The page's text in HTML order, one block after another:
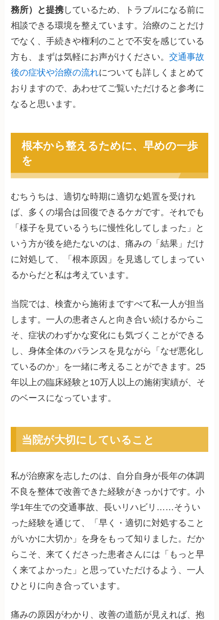
務所）と提携 しているため、トラブルになる前に
相談できる環境を整えています。治療のことだけ
でなく、手続きや権利のことで不安を感じている
方も、まずは気軽にお声がけください。交通事故
後の症状や治療の流れについても詳しくまとめて
おりますので、あわせてご覧いただけると参考に
なると思います。
根本から整えるために、早めの一歩
を
むちうちは、適切な時期に適切な処置を受けれ
ば、多くの場合は回復できるケガです。それでも
「様子を見ているうちに慢性化してしまった」と
いう方が後を絶たないのは、痛みの「結果」だけ
に対処して、「根本原因」を見逃してしまってい
るからだと私は考えています。
当院では、検査から施術まですべて私一人が担当
します。一人の患者さんと向き合い続けるからこ
そ、症状のわずかな変化にも気づくことができる
し、身体全体のバランスを見ながら「なぜ悪化し
ているのか」を一緒に考えることができます。25
年以上の臨床経験と10万人以上の施術実績が、そ
のベースになっています。
当院が大切にしていること
私が治療家を志したのは、自分自身が長年の体調
不良を整体で改善できた経験がきっかけです。小
学1年生での交通事故、長いリハビリ……そうい
った経験を通じて、「早く・適切に対処すること
がいかに大切か」を身をもって知りました。だか
らこそ、来てくださった患者さんには「もっと早
く来てよかった」と思っていただけるよう、一人
ひとりに向き合っています。
痛みの原因がわかり、改善の道筋が見えれば、抱